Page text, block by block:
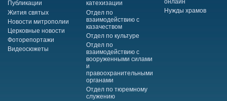
Публикации
Жития святых
Новости митрополии
Церковные новости
Фоторепортажи
Видеосюжеты
катехизации
Отдел по
взаимодействию с
казачеством
Отдел по культуре
Отдел по
взаимодействию с
вооруженными силами
и
правоохранительными
органами
Отдел по тюремному
служению
онлайн
Нужды храмов